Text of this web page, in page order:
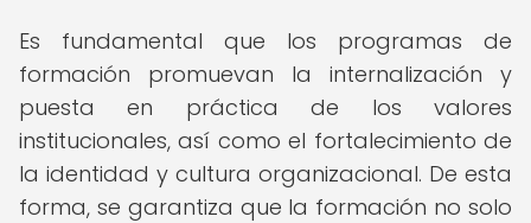
Es fundamental que los programas de
formación promuevan la internalización y
puesta en práctica de los valores
institucionales, así como el fortalecimiento de
la identidad y cultura organizacional. De esta
forma, se garantiza que la formación no solo